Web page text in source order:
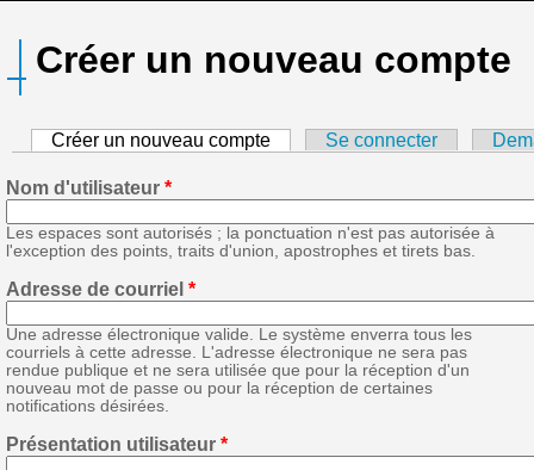
Créer un nouveau compte
Créer un nouveau compte (onglet actif)Se connecter
Nom d'utilisateur *
Les espaces sont autorisés ; la ponctuation n'est pas autorisée à
l'exception des points, traits d'union, apostrophes et tirets bas.
Adresse de courriel *
Une adresse électronique valide. Le système enverra tous les
courriels à cette adresse. L'adresse électronique ne sera pas
rendue publique et ne sera utilisée que pour la réception d'un
nouveau mot de passe ou pour la réception de certaines
notifications désirées.
Présentation utilisateur *